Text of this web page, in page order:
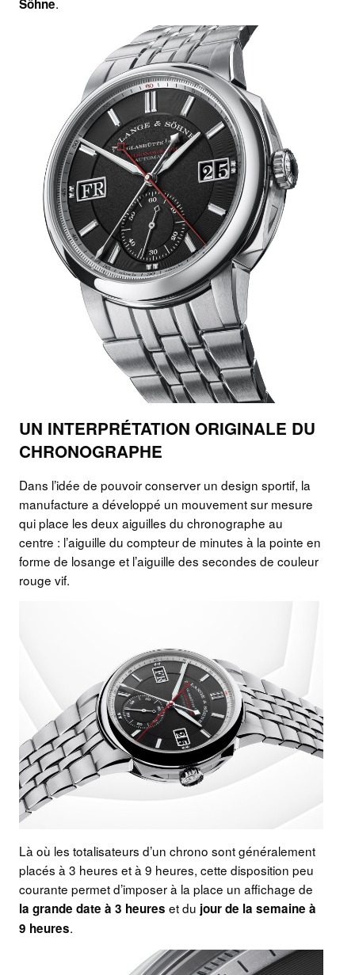
Söhne
UN INTERPRÉTATION ORIGINALE DU
CHRONOGRAPHE
Dans l’idée de pouvoir conserver un design sportif, la
manufacture a développé un mouvement sur mesure
qui place les deux aiguilles du chronographe au
centre : l’aiguille du compteur de minutes à la pointe en
forme de losange et l’aiguille des secondes de couleur
rouge vif.
Là où les totalisateurs d’un chrono sont généralement
placés à 3 heures et à 9 heures, cette disposition peu
courante permet d’imposer à la place un affichage de
la grande date à 3 heures et du jour de la semaine à
9 heures.